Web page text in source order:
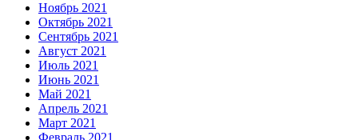
Ноябрь 2021
Октябрь 2021
Сентябрь 2021
Август 2021
Июль 2021
Июнь 2021
Май 2021
Апрель 2021
Март 2021